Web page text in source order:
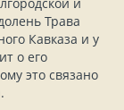
Трава
Кавказа и у
о его
это связано